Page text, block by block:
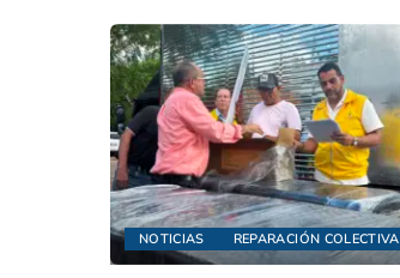
NOTICIAS REPARACIÓN COLECTIVA